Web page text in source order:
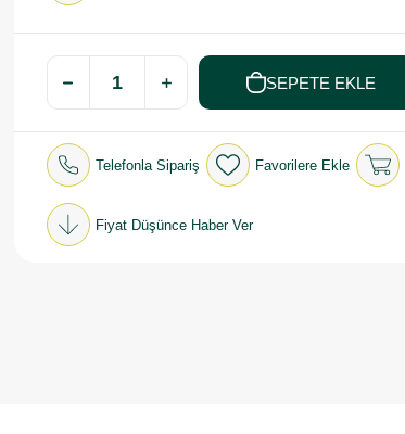
Telefonla Sipariş Favorilere Ekle
Fiyat Düşünce Haber Ver